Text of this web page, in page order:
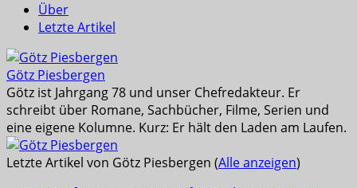
Über
Letzte Artikel
Götz Piesbergen
Götz ist Jahrgang 78 und unser Chefredakteur. Er
schreibt über Romane, Sachbücher, Filme, Serien und
eine eigene Kolumne. Kurz: Er hält den Laden am Laufen.
Letzte Artikel von Götz Piesbergen (Alle anzeigen)